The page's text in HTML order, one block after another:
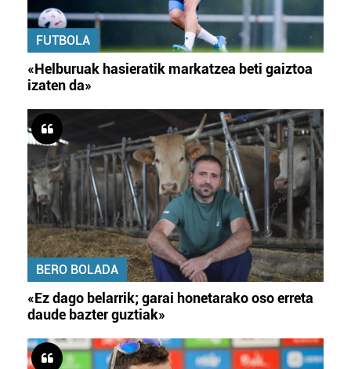
FUTBOLA
«Helburuak hasieratik markatzea beti gaiztoa
izaten da»
BERO BOLADA
«Ez dago belarrik; garai honetarako oso erreta
daude bazter guztiak»